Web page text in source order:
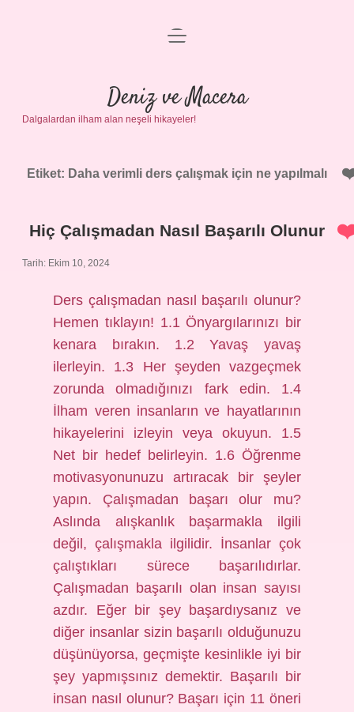
Anasayfa
Gizlilik Politikası
Yasal Uyarı
menüyü
Deniz ve Macera
Dalgalardan ilham alan neşeli hikayeler!
Etiket: Daha verimli ders çalışmak için ne yapılmalı
Hiç Çalışmadan Nasıl Başarılı Olunur
Tarih: Ekim 10, 2024
Ders çalışmadan nasıl başarılı olunur?
Hemen tıklayın! 1.1 Önyargılarınızı bir
kenara bırakın. 1.2 Yavaş yavaş
ilerleyin. 1.3 Her şeyden vazgeçmek
zorunda olmadığınızı fark edin. 1.4
İlham veren insanların ve hayatlarının
hikayelerini izleyin veya okuyun. 1.5
Net bir hedef belirleyin. 1.6 Öğrenme
motivasyonunuzu artıracak bir şeyler
yapın. Çalışmadan başarı olur mu?
Aslında alışkanlık başarmakla ilgili
değil, çalışmakla ilgilidir. İnsanlar çok
çalıştıkları sürece başarılıdırlar.
Çalışmadan başarılı olan insan sayısı
azdır. Eğer bir şey başardıysanız ve
diğer insanlar sizin başarılı olduğunuzu
düşünüyorsa, geçmişte kesinlikle iyi bir
şey yapmışsınız demektir. Başarılı bir
insan nasıl olunur? Başarı için 11 öneri